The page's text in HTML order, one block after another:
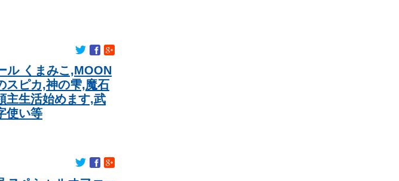
大喜び
止用語にすべき。オール
てPCでアニメを観ていた
ｗ
ル くまみこ,MOON
スピカ,神の雫,魔石
主生活始めます,武
使い等